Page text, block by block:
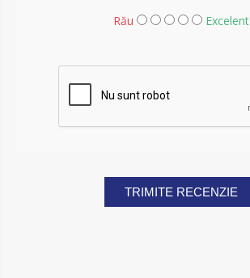
Rău
Excelent
TRIMITE RECENZIE